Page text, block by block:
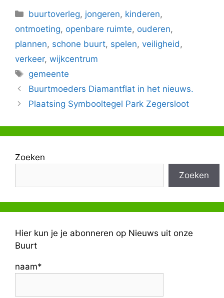
Categorieën
buurtoverleg, jongeren, kinderen,
ontmoeting, openbare ruimte, ouderen,
plannen, schone buurt, spelen, veiligheid,
verkeer, wijkcentrum
Tags
gemeente
Buurtmoeders Diamantflat in het nieuws.
Plaatsing Symbooltegel Park Zegersloot
Zoeken
Zoeken
Hier kun je je abonneren op Nieuws uit onze
Buurt
naam*